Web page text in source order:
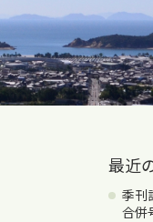
最近
季刊
合併